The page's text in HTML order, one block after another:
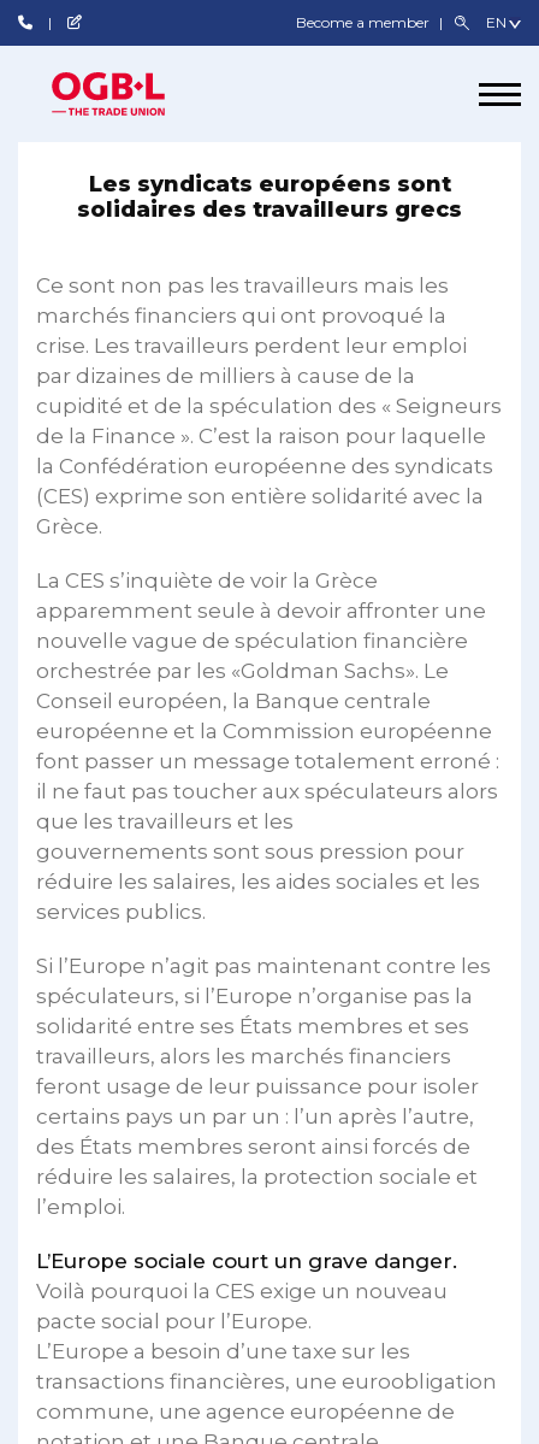
Become a member
Les syndicats européens sont
solidaires des travailleurs grecs
Ce sont non pas les travailleurs mais les
marchés financiers qui ont provoqué la
crise. Les travailleurs perdent leur emploi
par dizaines de milliers à cause de la
cupidité et de la spéculation des « Seigneurs
de la Finance ». C’est la raison pour laquelle
la Confédération européenne des syndicats
(CES) exprime son entière solidarité avec la
Grèce.
La CES s’inquiète de voir la Grèce
apparemment seule à devoir affronter une
nouvelle vague de spéculation financière
orchestrée par les «Goldman Sachs». Le
Conseil européen, la Banque centrale
européenne et la Commission européenne
font passer un message totalement erroné :
il ne faut pas toucher aux spéculateurs alors
que les travailleurs et les
gouvernements sont sous pression pour
réduire les salaires, les aides sociales et les
services publics.
Si l’Europe n’agit pas maintenant contre les
spéculateurs, si l’Europe n’organise pas la
solidarité entre ses États membres et ses
travailleurs, alors les marchés financiers
feront usage de leur puissance pour isoler
certains pays un par un : l’un après l’autre,
des États membres seront ainsi forcés de
réduire les salaires, la protection sociale et
l’emploi.
L’Europe sociale court un grave danger.
Voilà pourquoi la CES exige un nouveau
pacte social pour l’Europe.
L’Europe a besoin d’une taxe sur les
transactions financières, une euroobligation
commune, une agence européenne de